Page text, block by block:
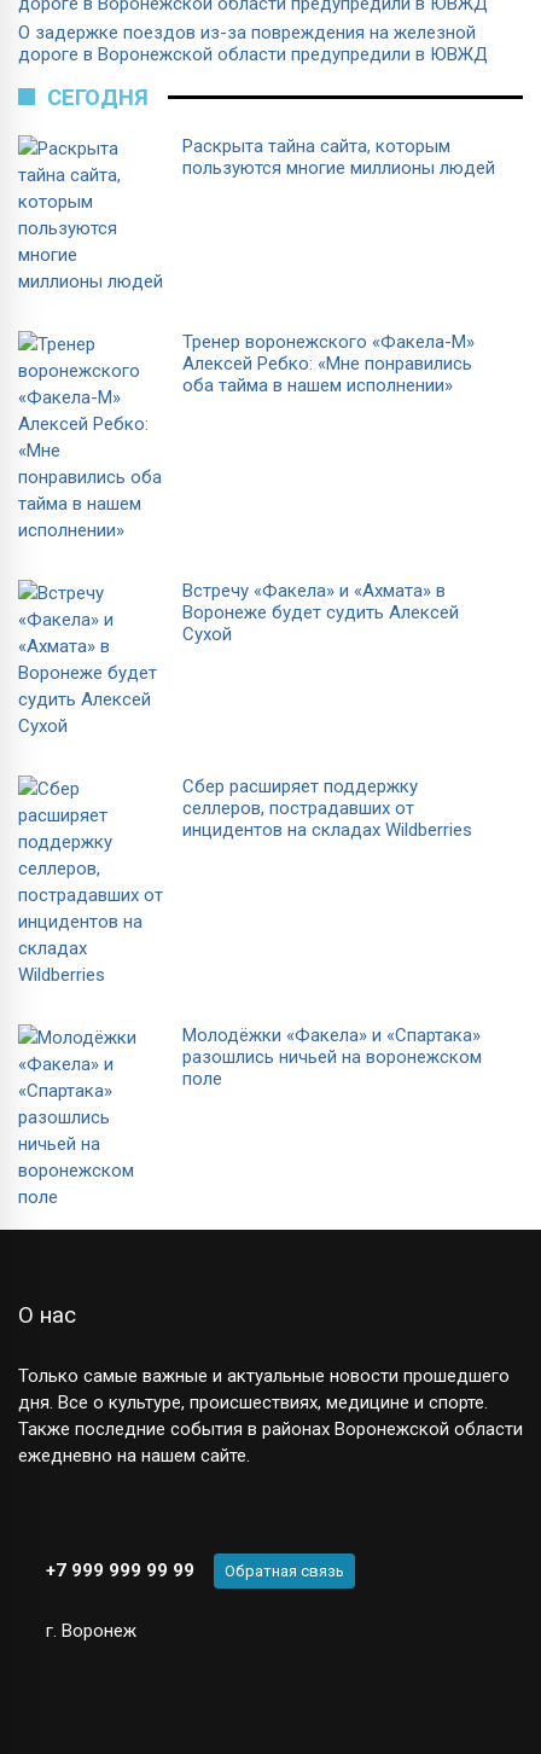
О задержке поездов из-за повреждения на железной
дороге в Воронежской области предупредили в ЮВЖД
СЕГОДНЯ
Раскрыта тайна сайта, которым
пользуются многие миллионы людей
Тренер воронежского «Факела-М»
Алексей Ребко: «Мне понравились
оба тайма в нашем исполнении»
Встречу «Факела» и «Ахмата» в
Воронеже будет судить Алексей
Сухой
Сбер расширяет поддержку
селлеров, пострадавших от
инцидентов на складах Wildberries
Молодёжки «Факела» и «Спартака»
разошлись ничьей на воронежском
поле
О нас
Только самые важные и актуальные новости прошедшего
дня. Все о культуре, происшествиях, медицине и спорте.
Также последние события в районах Воронежской области
ежедневно на нашем сайте.
+7 999 999 99 99 Обратная связь
г. Воронеж